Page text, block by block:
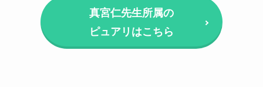
真宮仁先生所属の
ピュアリはこちら